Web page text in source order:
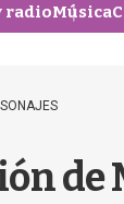
radioMúsica
de